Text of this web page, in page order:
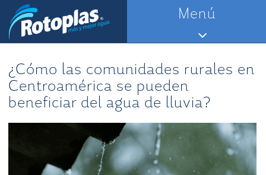
Saltar
contenido
Menú
¿Cómo las comunidades rurales en
Centroamérica se pueden
beneficiar del agua de lluvia?